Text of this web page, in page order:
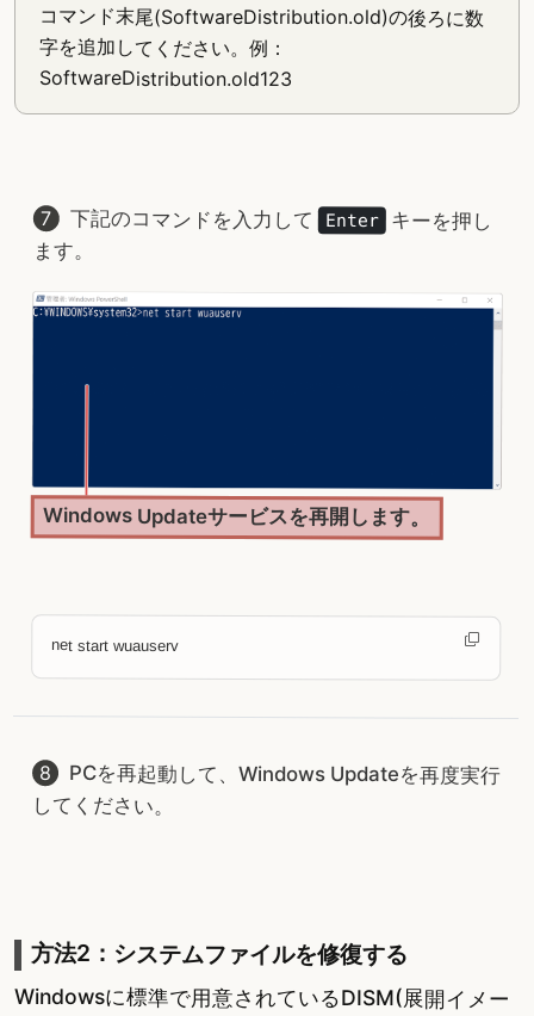
コマンド末尾(SoftwareDistribution.old)の後ろに数
字を追加してください。例：
SoftwareDistribution.old123
下記のコマンドを入力して Enter キーを押し
ます。
Windows Updateサービスを再開します。
net start wuauserv
PCを再起動して、Windows Updateを再度実行
してください。
方法2：システムファイルを修復する
Windowsに標準で用意されているDISM(展開イメー